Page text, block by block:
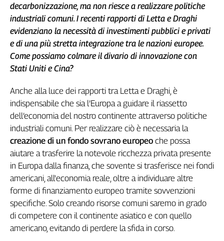
decarbonizzazione, ma non riesce a realizzare politiche
industriali comuni. I recenti rapporti di Letta e Draghi
evidenziano la necessità di investimenti pubblici e privati
e di una più stretta integrazione tra le nazioni europee.
Come possiamo colmare il divario di innovazione con
Stati Uniti e Cina?
Anche alla luce dei rapporti tra Letta e Draghi, è
indispensabile che sia l’Europa a guidare il riassetto
dell’economia del nostro continente attraverso politiche
industriali comuni. Per realizzare ciò è necessaria la
creazione di un fondo sovrano europeo che possa
aiutare a trasferire la notevole ricchezza privata presente
in Europa dalla finanza, che sovente si trasferisce nei fondi
americani, all'economia reale, oltre a individuare altre
forme di finanziamento europeo tramite sovvenzioni
specifiche. Solo creando risorse comuni saremo in grado
di competere con il continente asiatico e con quello
americano, evitando di perdere la sfida in corso.